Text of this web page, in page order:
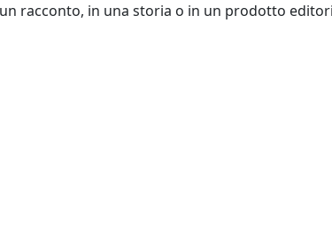
racconto, in una storia o in un prodotto